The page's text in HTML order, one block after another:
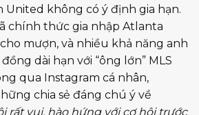
United không có ý định gia hạn.
chính thức gia nhập Atlanta
mượn, và nhiều khả năng anh
dài hạn với “ông lớn” MLS
qua Instagram cá nhân,
chia sẻ đáng chú ý về
rất vui, hào hứng với cơ hội trước